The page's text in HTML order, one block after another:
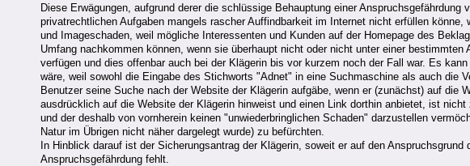
Diese Erwägungen, aufgrund derer die schlüssige Behauptung einer
privatrechtlichen Aufgaben mangels rascher Auffindbarkeit im Internet nicht erfüllen
und Imageschaden, weil mögliche Interessenten und Kunden auf der Homepage des
Umfang nachkommen können, wenn sie überhaupt nicht oder nicht unter einer
verfügen und dies offenbar auch bei der Klägerin bis vor kurzem noch der Fall war. Es
wäre, weil sowohl die Eingabe des Stichworts "Adnet" in eine Suchmaschine als auch die
Benutzer seine Suche nach der Website der Klägerin aufgäbe, wenn er (zunächst) auf
ausdrücklich auf die Website der Klägerin hinweist und einen Link dorthin anbietet, ist
und der deshalb von vornherein keinen "unwiederbringlichen Schaden" darzustellen
Natur im Übrigen nicht näher dargelegt wurde) zu befürchten.
In Hinblick darauf ist der Sicherungsantrag der Klägerin, soweit er auf den
Anspruchsgefährdung fehlt.